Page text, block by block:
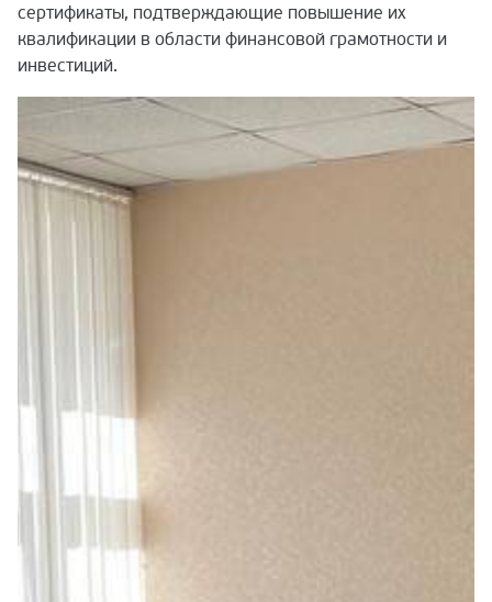
сертификаты, подтверждающие повышение их
квалификации в области финансовой грамотности и
инвестиций.